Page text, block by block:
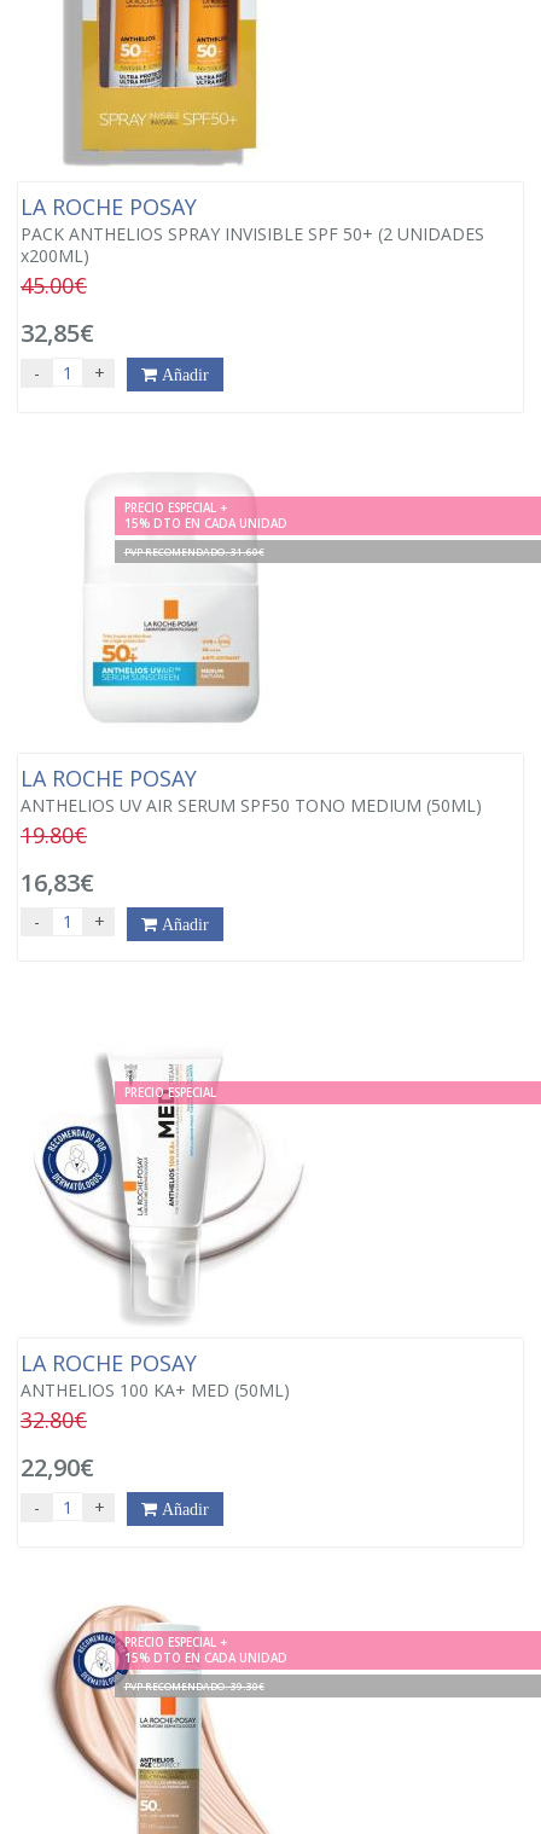
LA ROCHE POSAY
PACK ANTHELIOS SPRAY INVISIBLE SPF 50+ (2 UNIDADES
x200ML)
45.00€
32,85€
- + Añadir
PRECIO ESPECIAL +
15% DTO EN CADA UNIDAD
PVP RECOMENDADO. 31.60€
LA ROCHE POSAY
ANTHELIOS UV AIR SERUM SPF50 TONO MEDIUM (50ML)
19.80€
16,83€
- + Añadir
PRECIO ESPECIAL
LA ROCHE POSAY
ANTHELIOS 100 KA+ MED (50ML)
32.80€
22,90€
- + Añadir
PRECIO ESPECIAL +
15% DTO EN CADA UNIDAD
PVP RECOMENDADO. 39.30€